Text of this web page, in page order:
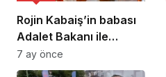
Rojin Kabaiş’in babası
Adalet Bakanı ile
görüştü: Son çaremiz
Ankara
7 ay önce